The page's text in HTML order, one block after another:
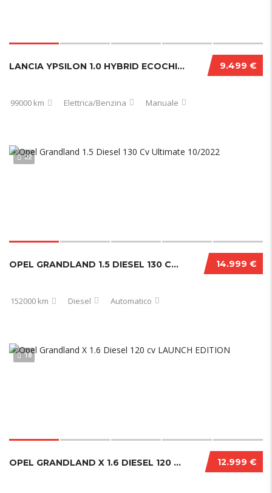
9.499 €
LANCIA YPSILON 1.0 HYBRID ECOCHIC GOLD 2021
99000 km Elettrica/Benzina Manuale
22
14.999 €
OPEL GRANDLAND 1.5 DIESEL 130 CV ULTIMATE 10/2022
152000 km Diesel Automatico
18
12.999 €
OPEL GRANDLAND X 1.6 DIESEL 120 CV LAUNCH EDITION